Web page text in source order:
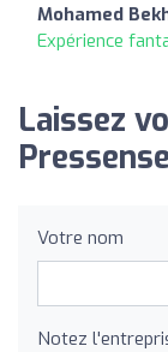
Mohamed
Expérience
Laissez
Votre nom
Notez